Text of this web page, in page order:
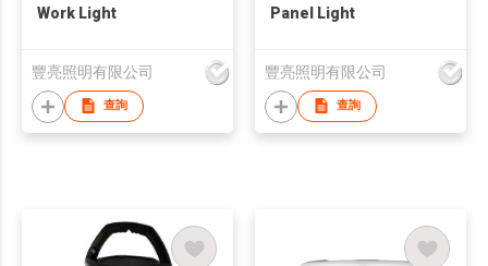
Work Light
豐亮照明有限公司
查詢
Panel Light
豐亮照明有限公司
查詢